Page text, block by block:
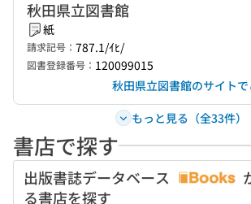
秋田県立図書館
紙
請求記号： 787.1/ｲﾋ/
図書登録番号： 120099015
秋田県立図書館のサイト
もっと見る（全33件）
書店で探す
出版書誌データベース
る書店を探す